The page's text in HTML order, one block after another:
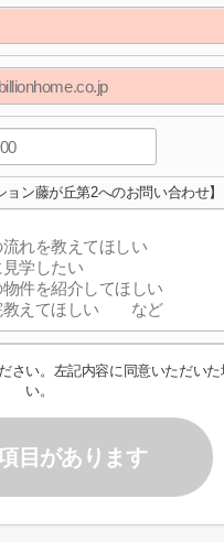
ョン藤が丘第2へのお問い合わせ】
さい。左記内容に同意いただい
い。
目があります